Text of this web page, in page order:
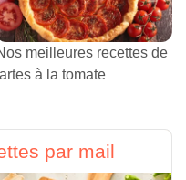
meilleures recettes de
à la tomate
par mail